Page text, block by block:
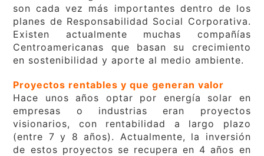
son cada vez más importantes dentro de los
planes de Responsabilidad Social Corporativa.
Existen actualmente muchas compañías
Centroamericanas que basan su crecimiento
en sostenibilidad y aporte al medio ambiente.
Proyectos rentables y que generan valor
Hace unos años optar por energía solar en
empresas o industrias eran proyectos
visionarios, con rentabilidad a largo plazo
(entre 7 y 8 años). Actualmente, la inversión
de estos proyectos se recupera en 4 años en